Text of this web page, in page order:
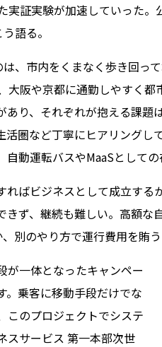
実証実験が加速していった
語る。
は、市内をくまなく歩き回っ
阪や京都に通勤しやすく
り、それぞれが抱える課題
圏など丁寧にヒアリングし
動運転バスやMaaSとしての
ばビジネスとして成立する
ず、継続も難しい。高額な
別のやり方で運行費用を賄う
が一体となったキャンペー
。乗客に移動手段だけでな
このプロジェクトでシステ
スサービス 第一本部次世